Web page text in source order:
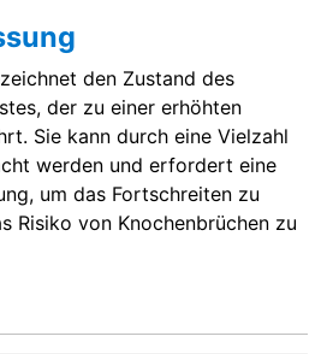
den Zustand des
der zu einer erhöhten
Sie kann durch eine Vielzahl
werden und erfordert eine
um das Fortschreiten zu
Risiko von Knochenbrüchen zu